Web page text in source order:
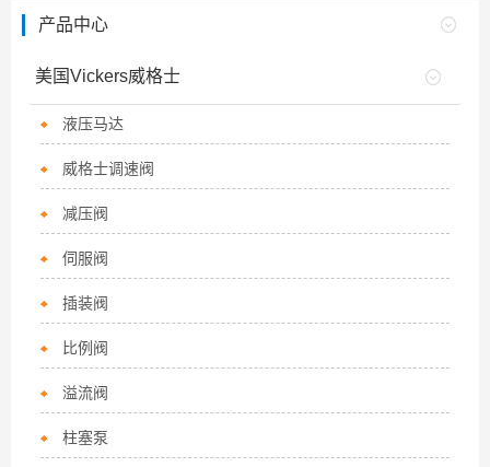
产品中心
美国Vickers威格士
液压马达
威格士调速阀
减压阀
伺服阀
插装阀
比例阀
溢流阀
柱塞泵